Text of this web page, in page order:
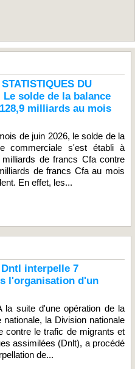
DU
Le solde de la balance
milliards au mois
de juin 2026, le solde de la
commerciale s'est établi à
milliards de francs Cfa contre
de francs Cfa au mois
En effet, les...
interpelle 7
l'organisation d'un
d'une opération de la
nationale, la Division nationale
contre le trafic de migrants et
assimilées (Dnlt), a procédé
de...